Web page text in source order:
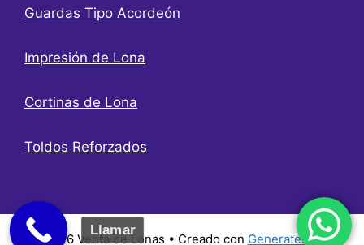
Guardas Tipo Acordeón
Impresión de Lona
Cortinas de Lona
Toldos Reforzados
© 2026 Venta de Lonas • Creado con GeneratePress
Llamar